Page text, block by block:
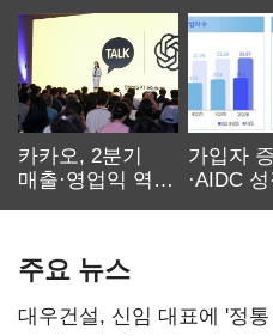
카카오, 2분기
매출·영업익 역대
가입자
·AIDC
주요 뉴스
대우건설, 신임 대표에 '정